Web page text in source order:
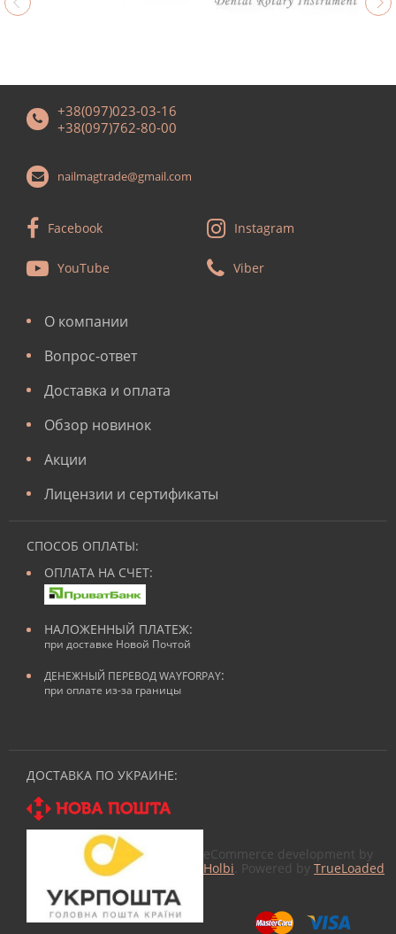
+38(097)023-03-16
+38(097)762-80-00
nailmagtrade@gmail.com
Facebook Instagram
YouTube Viber
О компании
Вопрос-ответ
Доставка и оплата
Обзор новинок
Акции
Лицензии и сертификаты
СПОСОБ ОПЛАТЫ:
ОПЛАТА НА СЧЕТ:
НАЛОЖЕННЫЙ ПЛАТЕЖ:
при доставке Новой Почтой
ДЕНЕЖНЫЙ ПЕРЕВОД WAYFORPAY:
при оплате из-за границы
ДОСТАВКА ПО УКРАИНЕ:
eCommerce development by
Holbi . Powered by TrueLoaded